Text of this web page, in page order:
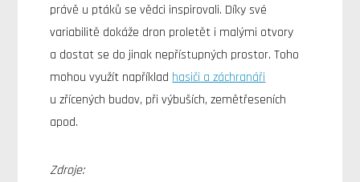
právě u ptáků se vědci inspirovali. Díky své
variabilitě dokáže dron proletět i malými otvory
a dostat se do jinak nepřístupných prostor. Toho
mohou využít například hasiči a záchranáři
u zřícených budov, při výbuších, zemětřeseních
apod.
Zdroje: